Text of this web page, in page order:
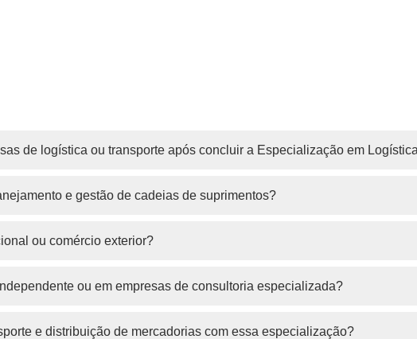
de logística ou transporte após concluir a Especialização em
e gestão de cadeias de suprimentos?
ou comércio exterior?
ou em empresas de consultoria especializada?
e distribuição de mercadorias com essa especialização?